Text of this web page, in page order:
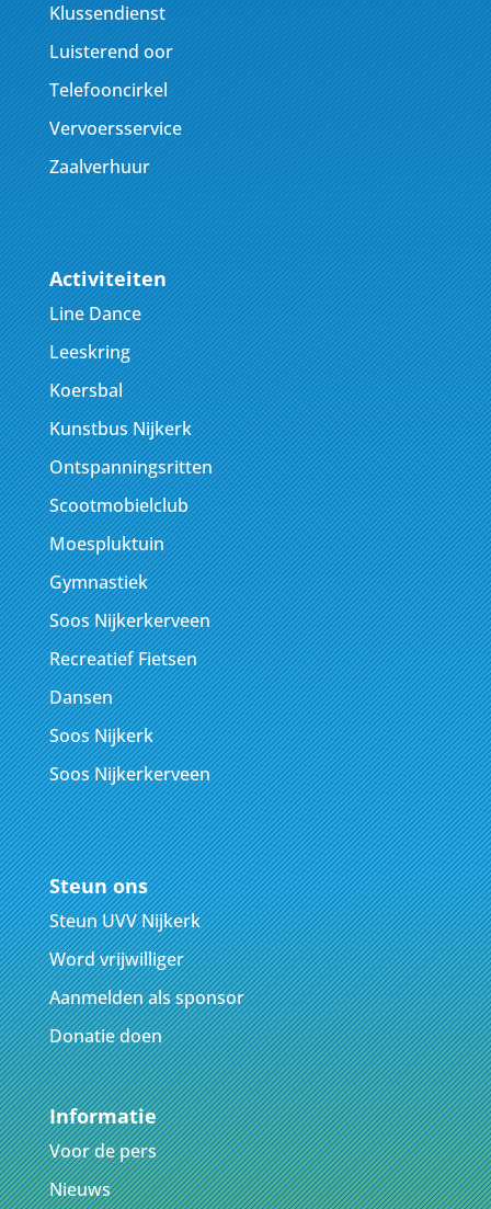
Klussendienst
Luisterend oor
Telefooncirkel
Vervoersservice
Zaalverhuur
Activiteiten
Line Dance
Leeskring
Koersbal
Kunstbus Nijkerk
Ontspanningsritten
Scootmobielclub
Moespluktuin
Gymnastiek
Soos Nijkerkerveen
Recreatief Fietsen
Dansen
Soos Nijkerk
Soos Nijkerkerveen
Steun ons
Steun UVV Nijkerk
Word vrijwilliger
Aanmelden als sponsor
Donatie doen
Informatie
Voor de pers
Nieuws